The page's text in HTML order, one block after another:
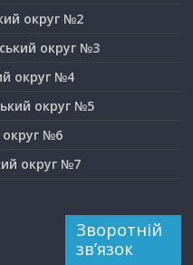
округ №2
округ №3
округ №4
округ №5
№6
округ №7
Зворотній
зв’язок